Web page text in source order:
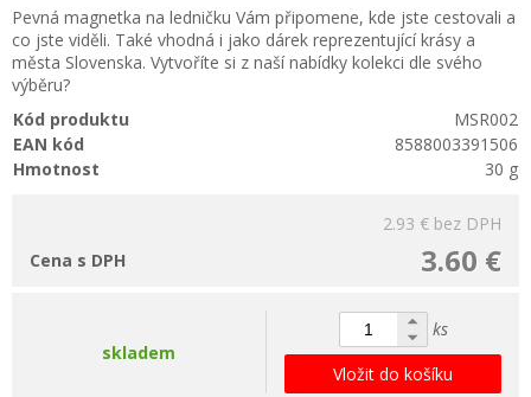
Pevná magnetka na ledničku Vám připomene, kde jste cestovali a
co jste viděli. Také vhodná i jako dárek reprezentující krásy a
města Slovenska. Vytvoříte si z naší nabídky kolekci dle svého
výběru?
Kód produktu
MSR002
EAN kód
8588003391506
Hmotnost
30 g
2.93 € bez DPH
3.60 €
Cena s DPH
skladem
ks
Vložit do košíku